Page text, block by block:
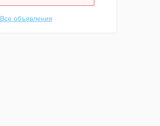
Все объявления